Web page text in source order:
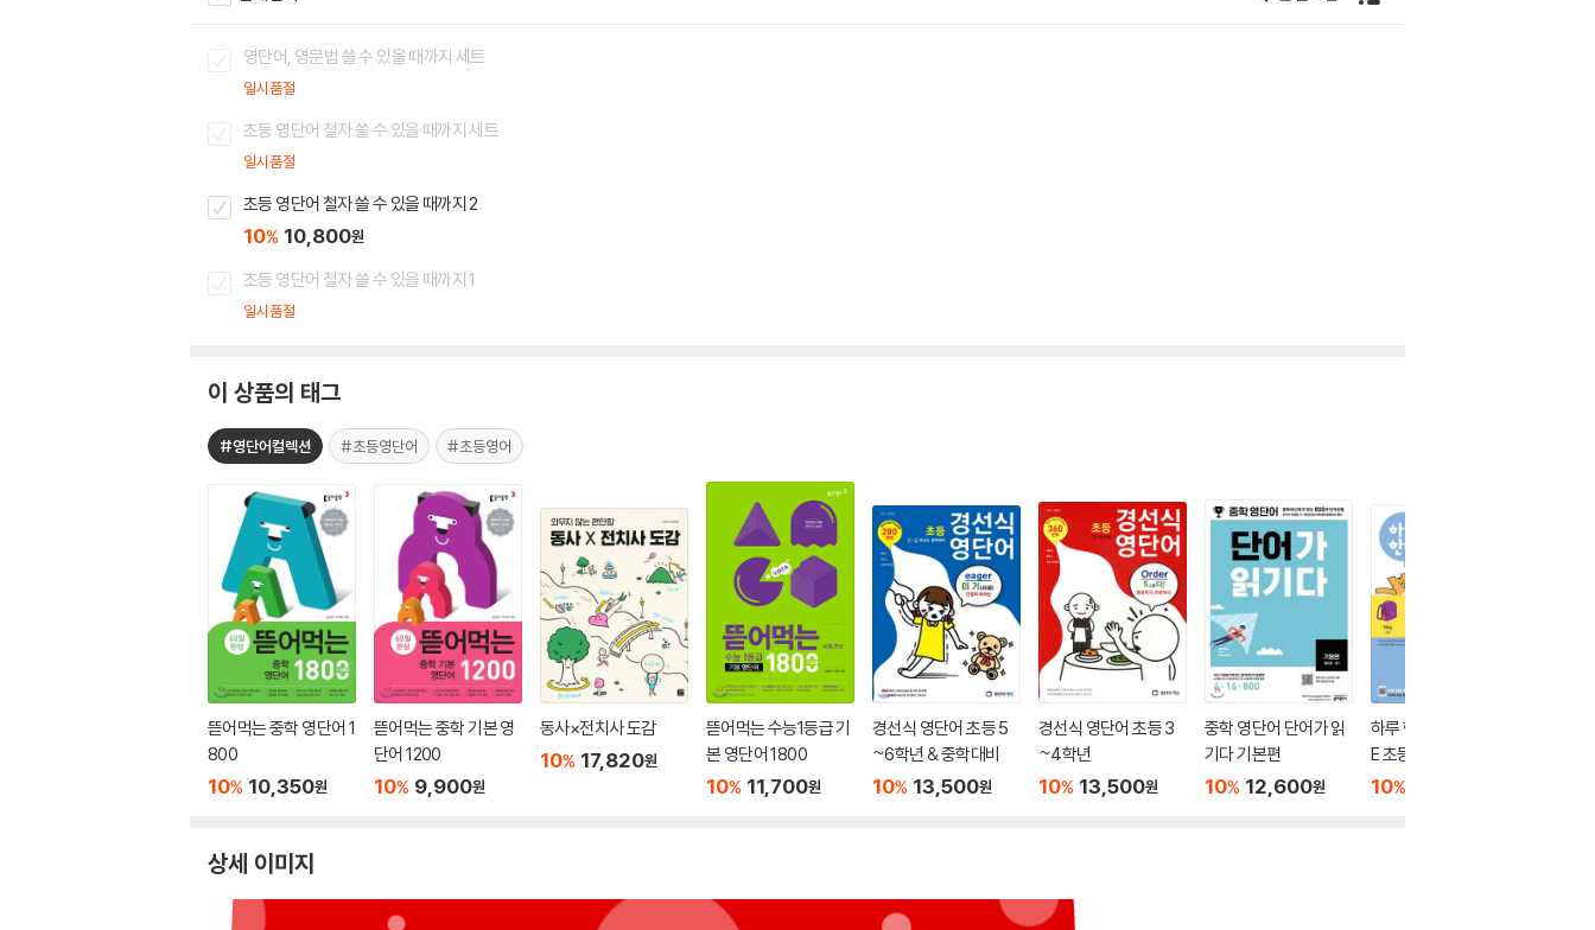
영단어, 영문법 쓸 수 있을 때까지 세트
일시품절
초등 영단어 철자 쓸 수 있을 때까지 세트
일시품절
초등 영단어 철자 쓸 수 있을 때까지 2
10% 10,800원
초등 영단어 철자 쓸 수 있을 때까지 1
일시품절
이 상품의 태그
#영단어컬렉션 #초등영단어 #초등영어
뜯어먹는 중학 영단어 1
800
10% 10,350원
뜯어먹는 중학 기본 영
단어 1200
10% 9,900원
동사×전치사 도감
10% 17,820원
뜯어먹는 수능1등급 기
본 영단어 1800
10% 11,700원
경선식 영단어 초등 5
~6학년 & 중학대비
10% 13,500원
경선식 영단어 초등 3
~4학년
10% 13,500원
중학 영단어 단어가 읽
기다 기본편
10% 12,600원
하루 한장 English BIT
E 초등 영단어 3학년 과
정
10%
상세 이미지